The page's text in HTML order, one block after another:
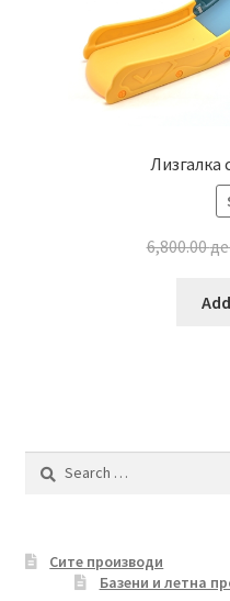
Лизгалка
6,800.00
Search
Сите производи
Базени и летна